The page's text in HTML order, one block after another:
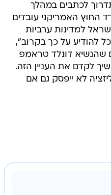
לכתבים במהלך
החוץ האמריקני עובדים
למדינות ערביות
להודיע על כך בקרוב",
שהנשיא דונלד טראמפ
לקדם את העניין הזה.
לא ייפסק גם אם